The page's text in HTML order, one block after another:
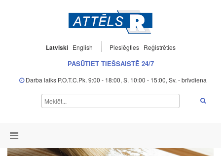
Latviski English Pieslēgties Reģistrēties
PASŪTIET TIEŠSAISTĒ 24/7
Darba laiks P.O.T.C.Pk. 9:00 - 18:00, S. 10:00 - 15:00, Sv. - brīvdiena